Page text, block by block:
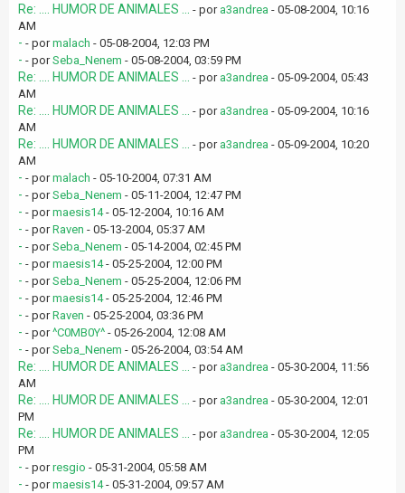
Re: .... HUMOR DE ANIMALES ... - por a3andrea - 05-08-2004, 10:16
AM
- - pormalach - 05-08-2004, 12:03 PM
- - porSeba_Nenem - 05-08-2004, 03:59 PM
Re: .... HUMOR DE ANIMALES ... - por a3andrea - 05-09-2004, 05:43
AM
Re: .... HUMOR DE ANIMALES ... - por a3andrea - 05-09-2004, 10:16
AM
Re: .... HUMOR DE ANIMALES ... - por a3andrea - 05-09-2004, 10:20
AM
- - pormalach - 05-10-2004, 07:31 AM
- - porSeba_Nenem - 05-11-2004, 12:47 PM
- - pormaesis14- 05-12-2004, 10:16 AM
- - porRaven - 05-13-2004, 05:37 AM
- - porSeba_Nenem - 05-14-2004, 02:45 PM
- - pormaesis14- 05-25-2004, 12:00 PM
- - porSeba_Nenem - 05-25-2004, 12:06 PM
- - pormaesis14- 05-25-2004, 12:46 PM
- - porRaven - 05-25-2004, 03:36 PM
- - por^C0MB0Y^ - 05-26-2004, 12:08 AM
- - porSeba_Nenem - 05-26-2004, 03:54 AM
Re: .... HUMOR DE ANIMALES ... - por a3andrea - 05-30-2004, 11:56
AM
Re: .... HUMOR DE ANIMALES ... - por a3andrea - 05-30-2004, 12:01
PM
Re: .... HUMOR DE ANIMALES ... - por a3andrea - 05-30-2004, 12:05
PM
- - porresgio - 05-31-2004, 05:58 AM
- - pormaesis14- 05-31-2004, 09:57 AM